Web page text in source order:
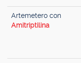
Artemetero con
Amitriptilina